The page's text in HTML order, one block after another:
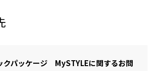
クパッケージ MySTYLEに関するお問